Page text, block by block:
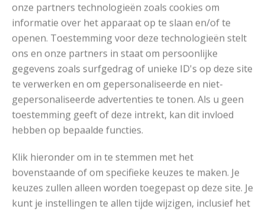
onze partners technologieën zoals cookies om
informatie over het apparaat op te slaan en/of te
openen. Toestemming voor deze technologieën stelt
ons en onze partners in staat om persoonlijke
gegevens zoals surfgedrag of unieke ID's op deze site
te verwerken en om gepersonaliseerde en niet-
gepersonaliseerde advertenties te tonen. Als u geen
toestemming geeft of deze intrekt, kan dit invloed
hebben op bepaalde functies.
Klik hieronder om in te stemmen met het
bovenstaande of om specifieke keuzes te maken. Je
keuzes zullen alleen worden toegepast op deze site. Je
kunt je instellingen te allen tijde wijzigen, inclusief het